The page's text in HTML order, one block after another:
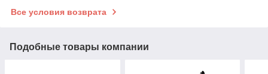
Все условия возврата
Подобные товары компании